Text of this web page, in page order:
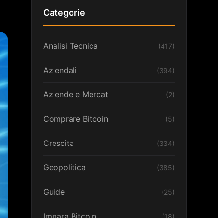
Categorie
Analisi Tecnica (417)
Aziendali (394)
Aziende e Mercati (2)
Comprare Bitcoin (5)
Crescita (334)
Geopolitica (385)
Guide (25)
Impara Bitcoin (18)